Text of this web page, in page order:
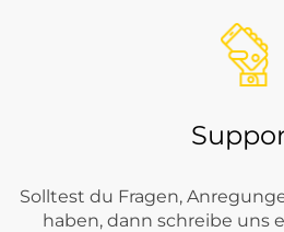
Solltest du Fragen,
haben, dann schreibe uns